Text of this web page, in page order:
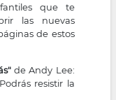
que te
las nuevas
de estos
de Andy Lee:
resistir la